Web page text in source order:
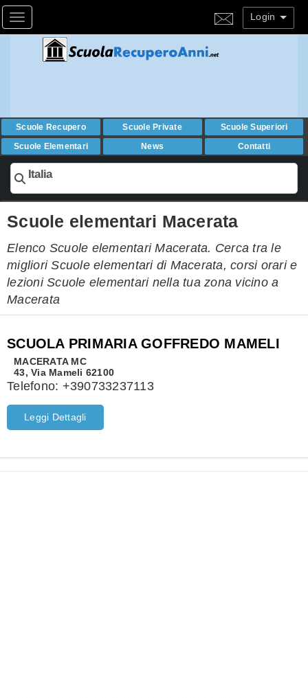
Toggle navigation Login
Scuole Recupero Scuole Private
Scuole Superiori
Scuole Elementari
News Contatti
Italia
Scuole elementari Macerata
Elenco Scuole elementari Macerata. Cerca tra le
migliori Scuole elementari di Macerata, corsi orari e
lezioni Scuole elementari nella tua zona vicino a
Macerata
SCUOLA PRIMARIA GOFFREDO MAMELI
MACERATA MC
43, Via Mameli 62100
Telefono: +390733237113
Leggi Dettagli